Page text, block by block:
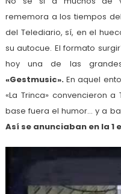
rememora a los tiempos
del Telediario, sí, en el
su autocue. El formato
hoy una de las
«Gestmusic».En aquel
«La Trinca» convencieron
base fuera el humor… y a
Así se anunciaban en la 1